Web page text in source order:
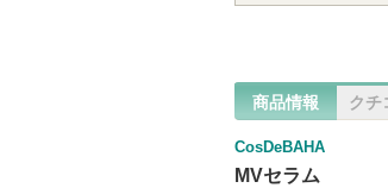
商品情報 クチ
CosDeBAHA
MVセラム